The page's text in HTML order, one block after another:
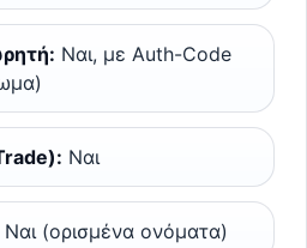
Ναι, με Auth-Code
Ναι
Ναι (ορισμένα ονόματα)